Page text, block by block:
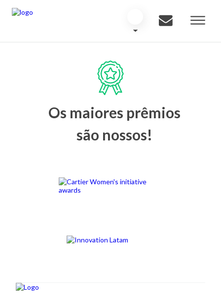
Os maiores prêmios
são nossos!